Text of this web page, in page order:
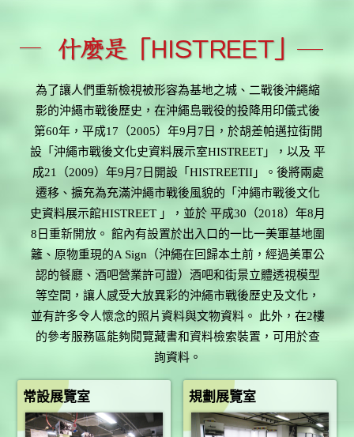
為了讓人們重新檢視被形容為基地之城、二戰後沖繩縮
影的沖繩市戰後歷史，在沖繩島戰役的投降用印儀式後
第60年，平成17（2005）年9月7日，於胡差帕邁拉街開
設「沖繩市戰後文化史資料展示室HISTREET」，以及 平
成21（2009）年9月7日開設「HISTREETII」。後將兩處
遷移、擴充為充滿沖繩市戰後風貌的「沖繩市戰後文化
史資料展示館HISTREET 」，並於 平成30（2018）年8月
8日重新開放。 館內有設置於出入口的一比一美軍基地圍
籬、原物重現的A Sign（沖繩在回歸本土前，經過美軍公
認的餐廳、酒吧營業許可證）酒吧和街景立體透視模型
等空間，讓人感受大放異彩的沖繩市戰後歷史及文化，
並有許多令人懷念的照片資料與文物資料。 此外，在2樓
的參考服務區能夠閱覽藏書和資料檢索裝置，可用於查
詢資料。
常設展覽室 規劃展覽室